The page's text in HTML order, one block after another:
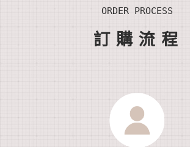
ORDER PROCESS
訂 購流 程